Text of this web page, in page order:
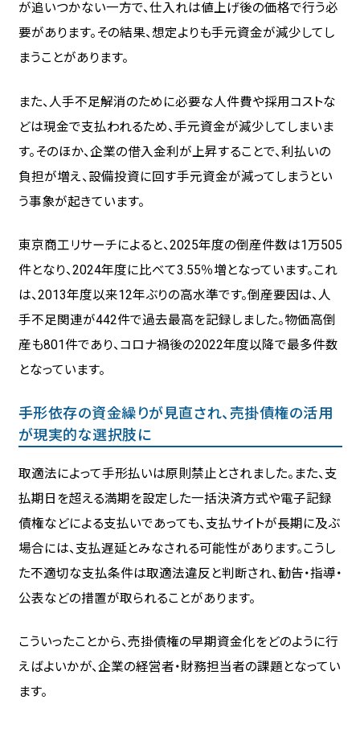
が追いつかない一方で、仕入れは値上げ後の価格で行う必
要があります。その結果、想定よりも手元資金が減少してし
まうことがあります。
また、人手不足解消のために必要な人件費や採用コストな
どは現金で支払われるため、手元資金が減少してしまいま
す。そのほか、企業の借入金利が上昇することで、利払いの
負担が増え、設備投資に回す手元資金が減ってしまうとい
う事象が起きています。
東京商工リサーチによると、2025年度の倒産件数は1万505
件となり、2024年度に比べて3.55％増となっています。これ
は、2013年度以来12年ぶりの高水準です。倒産要因は、人
手不足関連が442件で過去最高を記録しました。物価高倒
産も801件であり、コロナ禍後の2022年度以降で最多件数
となっています。
手形依存の資金繰りが見直され、売掛債権の活用
が現実的な選択肢に
取適法によって手形払いは原則禁止とされました。また、支
払期日を超える満期を設定した一括決済方式や電子記録
債権などによる支払いであっても、支払サイトが長期に及ぶ
場合には、支払遅延とみなされる可能性があります。こうし
た不適切な支払条件は取適法違反と判断され、勧告・指導・
公表などの措置が取られることがあります。
こういったことから、売掛債権の早期資金化をどのように行
えばよいかが、企業の経営者・財務担当者の課題となってい
ます。